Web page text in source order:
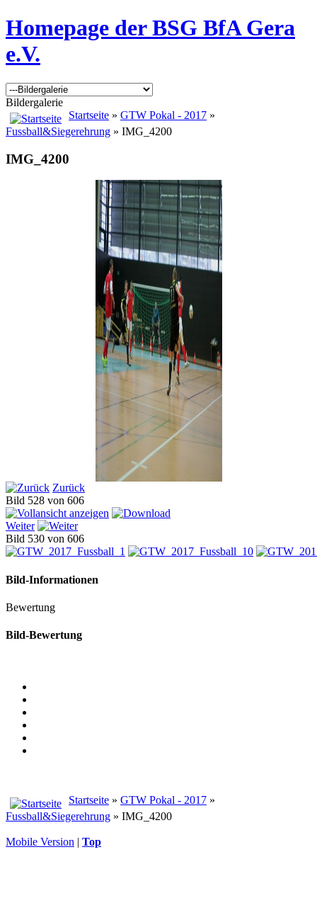
Homepage der BSG BfA Gera
e.V.
Bildergalerie
Startseite » GTW Pokal - 2017 »
Fussball&Siegerehrung » IMG_4200
IMG_4200
Zurück
Bild 528 von 606
Weiter
Bild 530 von 606
Bild-Informationen
Bewertung
Bild-Bewertung
Startseite » GTW Pokal - 2017 »
Fussball&Siegerehrung » IMG_4200
Mobile Version | Top